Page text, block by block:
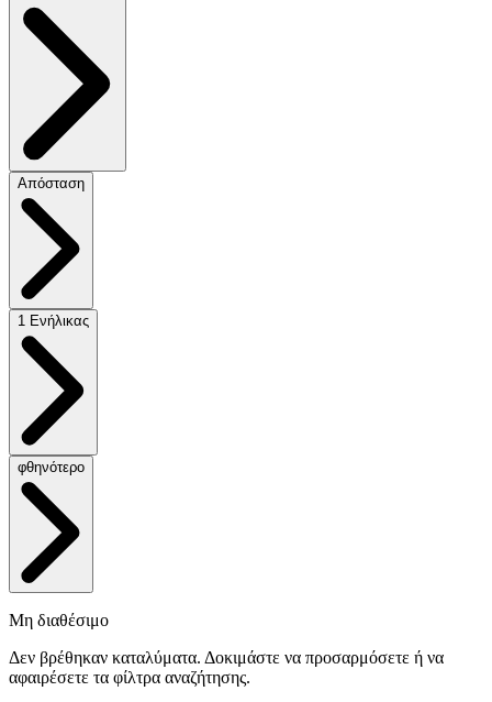
Απόσταση
1 Ενήλικας
φθηνότερο
Μη διαθέσιμο
Δεν βρέθηκαν καταλύματα. Δοκιμάστε να προσαρμόσετε ή να
αφαιρέσετε τα φίλτρα αναζήτησης.